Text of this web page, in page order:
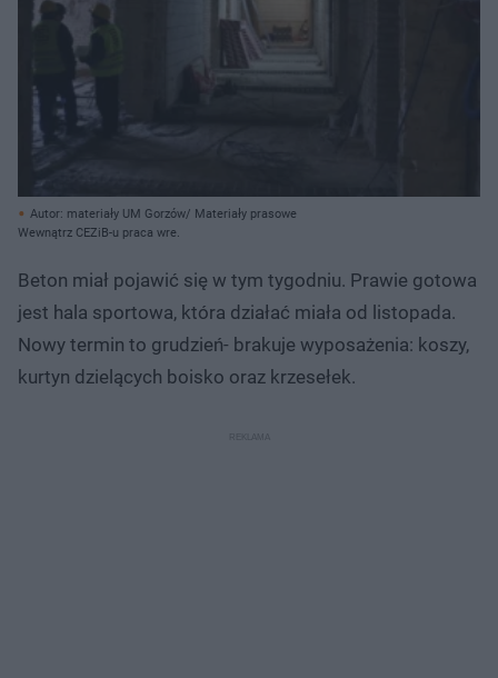
Autor: materiały UM Gorzów/ Materiały prasowe
Wewnątrz CEZiB-u praca wre.
Beton miał pojawić się w tym tygodniu. Prawie gotowa
jest hala sportowa, która działać miała od listopada.
Nowy termin to grudzień- brakuje wyposażenia: koszy,
kurtyn dzielących boisko oraz krzesełek.